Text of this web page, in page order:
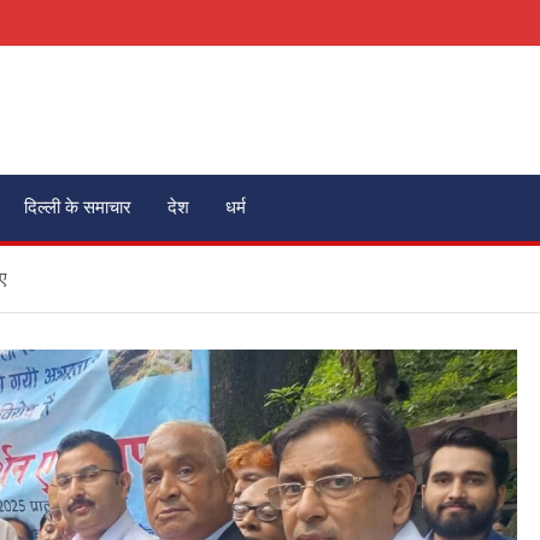
दिल्ली के समाचार देश धर्म